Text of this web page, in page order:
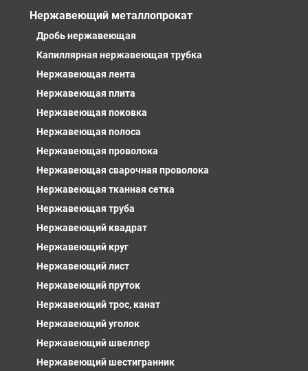
Нержавеющий металлопрокат
Дробь нержавеющая
Капиллярная нержавеющая трубка
Нержавеющая лента
Нержавеющая плита
Нержавеющая поковка
Нержавеющая полоса
Нержавеющая проволока
Нержавеющая сварочная проволока
Нержавеющая тканная сетка
Нержавеющая труба
Нержавеющий квадрат
Нержавеющий круг
Нержавеющий лист
Нержавеющий пруток
Нержавеющий трос, канат
Нержавеющий уголок
Нержавеющий швеллер
Нержавеющий шестигранник